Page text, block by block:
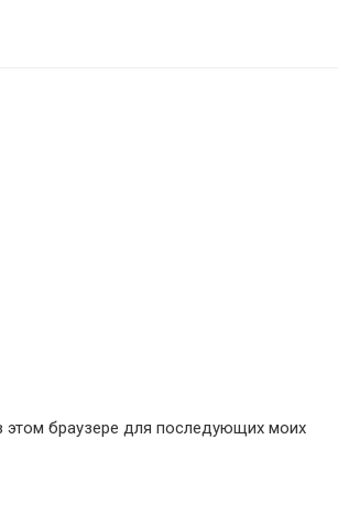
этом браузере для последующих моих